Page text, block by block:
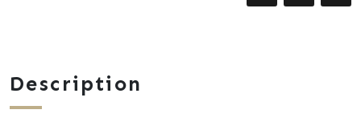
Description